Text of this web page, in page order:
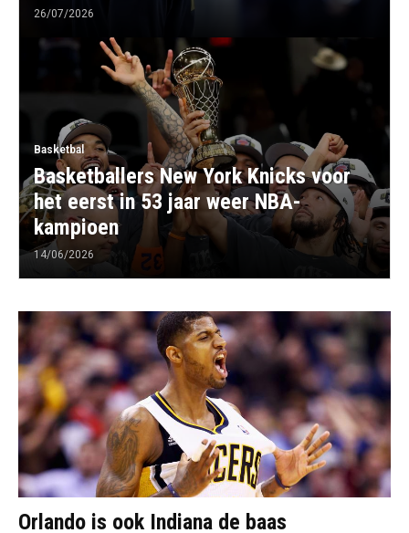
26/07/2026
Basketbal
Basketballers New York Knicks voor
het eerst in 53 jaar weer NBA-
kampioen
14/06/2026
Orlando is ook Indiana de baas